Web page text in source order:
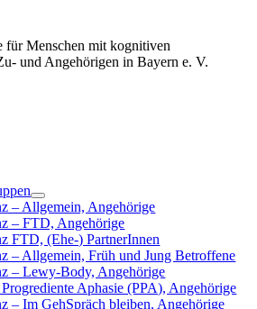
für Menschen mit kognitiven
und Angehörigen in Bayern e. V.
– Allgemein, Angehörige
– FTD, Angehörige
FTD, (Ehe-) PartnerInnen
– Allgemein, Früh und Jung Betroffene
– Lewy-Body, Angehörige
Aphasie (PPA), Angehörige
– Im GehSpräch bleiben, Angehörige